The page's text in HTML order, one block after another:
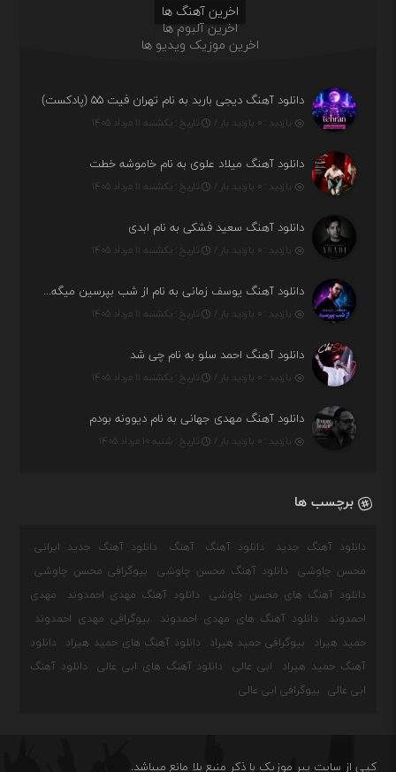
اخرین آهنگ ها
اخرین آلبوم ها
اخرین موزیک ویدیو ها
دانلود آهنگ دیجی باربد به نام تهران فیت ۵۵ (پادکست)
بازدید : ۰ بازدید بار / تاریخ : یکشنبه ۱۱ مرداد ۱۴۰۵
دانلود آهنگ میلاد علوی به نام خاموشه خطت
بازدید : ۰ بازدید بار / تاریخ : یکشنبه ۱۱ مرداد ۱۴۰۵
دانلود آهنگ سعید فشکی به نام ابدی
بازدید : ۰ بازدید بار / تاریخ : یکشنبه ۱۱ مرداد ۱۴۰۵
دانلود آهنگ یوسف زمانی به نام از شب بپرسین میگه چه روزگاری دارم
بازدید : ۰ بازدید بار / تاریخ : یکشنبه ۱۱ مرداد ۱۴۰۵
دانلود آهنگ احمد سلو به نام چی شد
بازدید : ۰ بازدید بار / تاریخ : یکشنبه ۱۱ مرداد ۱۴۰۵
دانلود آهنگ مهدی جهانی به نام دیوونه بودم
بازدید : ۰ بازدید بار / تاریخ : شنبه ۱۰ مرداد ۱۴۰۵
برچسب ها
دانلود آهنگ جدید دانلود آهنگ آهنگ
دانلود آهنگ جدید ایرانی
محسن چاوشی
دانلود آهنگ محسن چاوشی
بیوگرافی محسن چاوشی
دانلود آهنگ های محسن چاوشی
دانلود آهنگ مهدی احمدوند
مهدی
احمدوند
دانلود آهنگ های مهدی احمدوند
بیوگرافی مهدی احمدوند
حمید هیراد
بیوگرافی حمید هیراد دانلود آهنگ های حمید هیراد
دانلود
آهنگ حمید هیراد
ابی عالی دانلود آهنگ های ابی عالی
دانلود آهنگ
ابی عالی
بیوگرافی ابی عالی
کپی از سایت پیر موزیک با ذکر منبع بلا مانع میباشد.